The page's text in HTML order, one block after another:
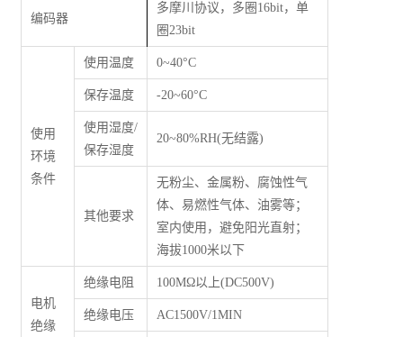
编码器
多摩川协议，多圈16bit，单
圈23bit
使用
环境
条件
使用温度 0~40°C
保存温度 -20~60°C
使用湿度/
保存湿度
20~80%RH(无结露)
其他要求
无粉尘、金属粉、腐蚀性气
体、易燃性气体、油雾等；
室内使用，避免阳光直射；
海拔1000米以下
电机
绝缘
绝缘电阻 100MΩ以上(DC500V)
绝缘电压 AC1500V/1MIN